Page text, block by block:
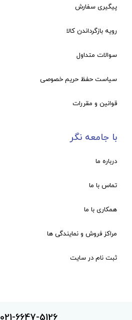
پیگیری سفارش
رویه بازگرداندن کالا
سوالات متداول
سیاست حفظ حریم خصوصی
قوانین و مقررات
با جامعه نگر
درباره ما
تماس با ما
همکاری با ما
مراکز فروش و نمایندگی ها
ثبت نام در سایت